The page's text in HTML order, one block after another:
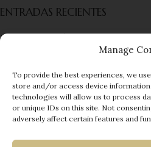
Manage
To provide the best experiences, we
store and/or access device
technologies will allow us to process
or unique IDs on this site. Not
adversely affect certain features and
ENTRADAS RECIENTES
INFORMACIÓN
MENÚ
© 2025 EUROGEMS|